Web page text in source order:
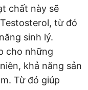
chất này sẽ
từ đó
sinh lý.
cho những
khả năng sản
Từ đó giúp